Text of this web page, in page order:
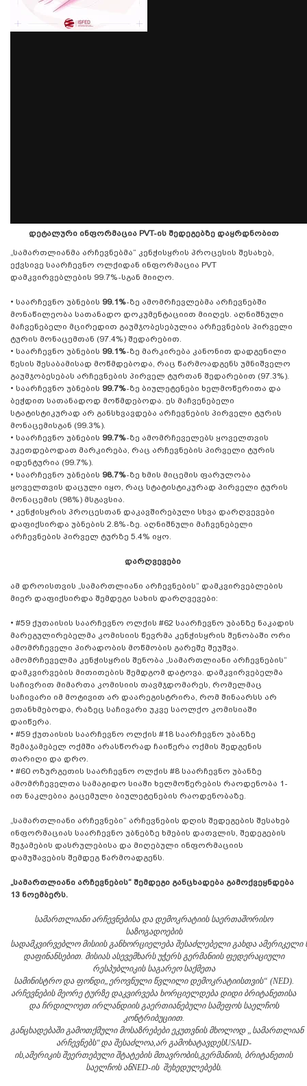
დეტალური ინფორმაცია PVT-ის შედეგებზე დაყრდნობით
„სამართლიანმა არჩევნებმა“ კენჭისყრის პროცესის შესახებ,
ექვსივე საარჩევნო ოლქიდან ინფორმაცია PVT
დამკვირვებლების 99.7%-სგან მიიღო.
• საარჩევნო უბნების 99.1%-ზე ამომრჩევლებმა არჩევნებში
მონაწილეობა სათანადო დოკუმენტაციით მიიღეს. აღნიშნული
მაჩვენებელი მცირედით გაუმჯობესებულია არჩევნების პირველი
ტურის მონაცემთან (97.4%) შედარებით.
• საარჩევნო უბნების 99.1%-ზე მარკირება კანონით დადგენილი
წესის შესაბამისად მოწმდებოდა, რაც წარმოადგენს უმნიშველო
გაუმჯობესებას არჩევნების პირველ ტურთან შედარებით (97.3%).
• საარჩევნო უბნების 99.7%-ზე ბიულეტენები ხელმოწერითა და
ბეჭდით სათანადოდ მოწმდებოდა. ეს მაჩვენებელი
სტატისტიკურად არ განსხვავდება არჩევნების პირველი ტურის
მონაცემისგან (99.3%).
• საარჩევნო უბნების 99.7%-ზე ამომრჩეველებს ყოველთვის
უკეთდებოდათ მარკირება, რაც არჩევნების პირველი ტურის
იდენტურია (99.7%).
• საარჩევნო უბნების 98.7%-ზე ხმის მიცემის ფარულობა
ყოველთვის დაცული იყო, რაც სტატისტიკურად პირველი ტურის
მონაცემის (98%) მსგავსია.
• კენჭისყრის პროცესთან დაკავშირებული სხვა დარღვევები
დაფიქსირდა უბნების 2.8%-ზე. აღნიშნული მაჩვენებელი
არჩევნების პირველ ტურზე 5.4% იყო.
დარღვევები
ამ დროისთვის „სამართლიანი არჩევნების“ დამკვირვებლების
მიერ დაფიქსირდა შემდეგი სახის დარღვევები:
• #59 ქუთაისის საარჩევნო ოლქის #62 საარჩევნო უბანზე ნაკადის
მარეგულირებელმა კომისიის წევრმა კენჭისყრის შენობაში ორი
ამომრჩეველი პირადობის მოწმობის გარეშე შეუშვა.
ამომრჩეველმა კენჭისყრის შენობა „სამართლიანი არჩევნების“
დამკვირვების მითითების შემდგომ დატოვა. დამკვირვებელმა
საჩივრით მიმართა კომისიის თავმჯდომარეს, რომელმაც
საჩივარი იმ მოტივით არ დაარეგისტრირა, რომ შინაარსს არ
ეთანხმებოდა, რაზეც საჩივარი უკვე საოლქო კომისიაში
დაიწერა.
• #59 ქუთაისის საარჩევნო ოლქის #18 საარჩევნო უბანზე
შემაჯამებელ ოქმში არასწორად ჩაიწერა ოქმის შედგენის
თარიღი და დრო.
• #60 ოზურგეთის საარჩევნო ოლქის #8 საარჩევნო უბანზე
ამომრჩეველთა სამაგიდო სიაში ხელმოწერების რაოდენობა 1-
ით ნაკლებია გაცემული ბიულეტენების რაოდენობაზე.
„სამართლიანი არჩევნები“ არჩევნების დღის შედეგების შესახებ
ინფორმაციას საარჩევნო უბნებზე ხმების დათვლის, შედეგების
შეჯამების დასრულებისა და მიღებული ინფორმაციის
დამუშავების შემდეგ წარმოადგენს.
„სამართლიანი არჩევნების“ შემდეგი განცხადება გამოქვეყნდება
13 ნოემბერს.
სამართლიანი არჩევნებისა და დემოკრატიის საერთაშორისო
საზოგადოების
სადამკვირვებლო მისიის განხორციელება შესაძლებელი გახდა ამერიკელი
დაფინანსებით. მისიას ასევემხარს უჭერს გერმანიის ფედერაციული
რესპუბლიკის საგარეო საქმეთა
სამინისტრო და ფონდი„ეროვნული წვლილი დემოკრატიისთვის“ (NED).
არჩევნების მეორე ტურზე დაკვირვება ხორციელდება დიდი ბრიტანეთისა
და ჩრდილოეთ ირლანდიის გაერთიანებული სამეფოს საელჩოს
კონტრიბუციით.
განცხადებაში გამოთქმული მოსაზრებები ეკუთვნის მხოლოდ „სამართლიან
არჩევნებს“და შესაძლოა,არ გამოხატავდესUSAID-
ის,ამერიკის შეერთებული შტატების მთავრობის,გერმანიის, ბრიტანეთის
საელჩოს ანNED-ის შეხედულებებს.